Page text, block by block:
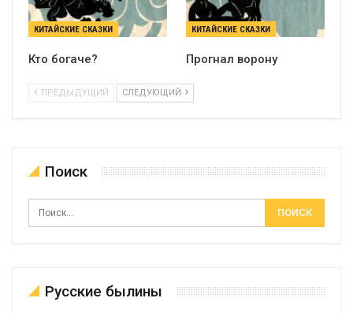
КИТАЙСКИЕ СКАЗКИ
Кто богаче?
КИТАЙСКИЕ СКАЗКИ
Прогнал ворону
ПРЕДЫДУЩИЙ СЛЕДУЮЩИЙ
Поиск
Русские былины